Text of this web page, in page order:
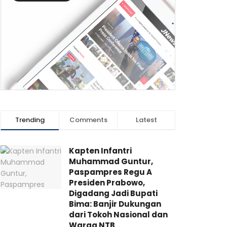
Trending Comments Latest
Kapten Infantri
Muhammad Guntur,
Paspampres Regu A
Presiden Prabowo,
Digadang Jadi Bupati
Bima: Banjir Dukungan
dari Tokoh Nasional dan